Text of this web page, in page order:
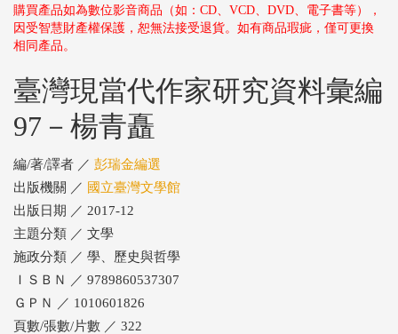
購買產品如為數位影音商品（如：CD、VCD、DVD、電子書等），
因受智慧財產權保護，恕無法接受退貨。如有商品瑕疵，僅可更換
相同產品。
臺灣現當代作家研究資料彙編
97－楊青矗
編/著/譯者 ／ 彭瑞金編選
出版機關 ／ 國立臺灣文學館
出版日期 ／ 2017-12
主題分類 ／ 文學
施政分類 ／ 學、歷史與哲學
ＩＳＢＮ ／ 9789860537307
ＧＰＮ ／ 1010601826
頁數/張數/片數 ／ 322